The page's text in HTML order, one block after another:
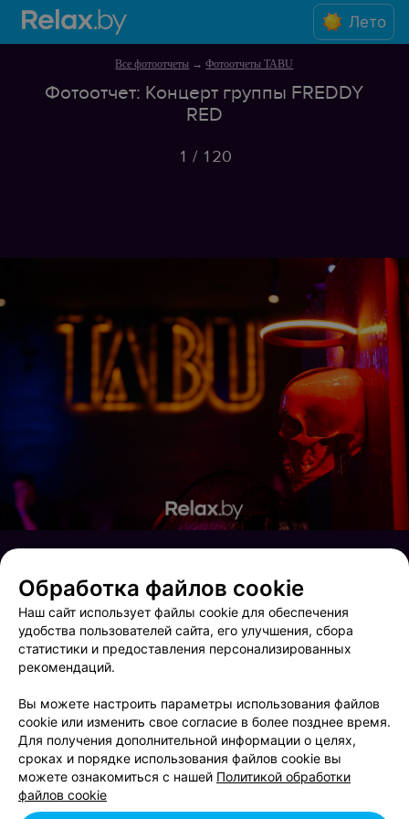
Лето
Все фотоотчеты →Фотоотчеты TABU
Фотоотчет: Концерт группы FREDDY
RED
1 / 120
Mlyn ruzh Relax and the City
Обработка файлов cookie
Наш сайт использует файлы cookie для обеспечения
удобства пользователей сайта, его улучшения, сбора
статистики и предоставления персонализированных
рекомендаций.
Вы можете настроить параметры использования файлов
cookie или изменить свое согласие в более позднее время.
Для получения дополнительной информации о целях,
сроках и порядке использования файлов cookie вы
можете ознакомиться с нашей Политикой обработки
файлов cookie